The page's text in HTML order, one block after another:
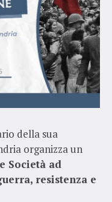
della sua
organizza un
Società ad
resistenza e